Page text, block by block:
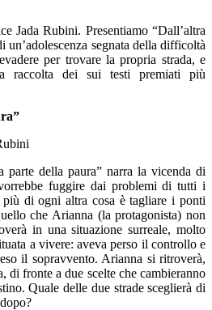
Jada Rubini. Presentiamo “Dall’altra
un’adolescenza segnata della difficoltà
per trovare la propria strada, e
raccolta dei sui testi premiati più
parte della paura” narra la vicenda di
fuggire dai problemi di tutti i
di ogni altra cosa è tagliare i ponti
che Arianna (la protagonista) non
in una situazione surreale, molto
a vivere: aveva perso il controllo e
il sopravvento. Arianna si ritroverà,
di fronte a due scelte che cambieranno
Quale delle due strade sceglierà di